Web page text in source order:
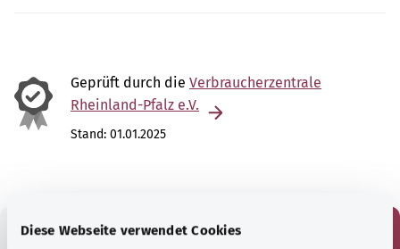
Diese Webseite verwendet Cookies
Geprüft durch die Verbraucherzentrale
Rheinland-Pfalz e.V.
Stand: 01.01.2025